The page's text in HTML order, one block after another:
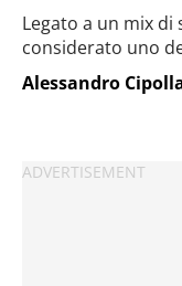
Legato a un mix di
considerato uno
Alessandro